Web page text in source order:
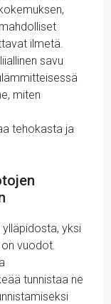
ilmetä.
savu
miten
tehokasta ja
yksi
vuodot.
tunnistaa ne